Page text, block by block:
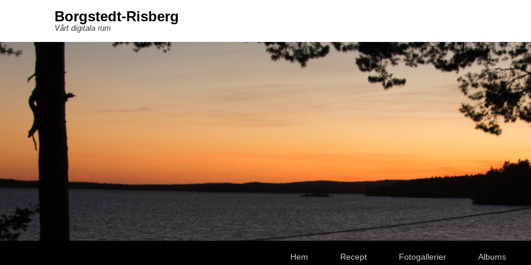
Borgstedt-Risberg
Vårt digitala rum
Hem
Recept Fotogallerier Albums